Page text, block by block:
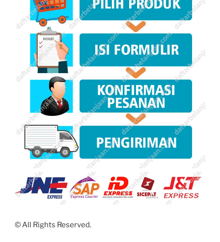
©All Rights Reserved.